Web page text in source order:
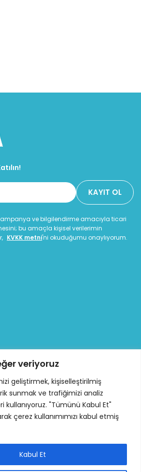
veriyoruz
geliştirmek, kişiselleştirilmiş
sunmak ve trafiğimizi analiz
kullanıyoruz. "Tümünü Kabul Et"
çerez kullanımımızı kabul etmiş
Kabul Et
ve bilgilendirme amacıyla ticari
bu amaçla kişisel verilerimin
KVKK metni'ni okuduğumu onaylıyorum.